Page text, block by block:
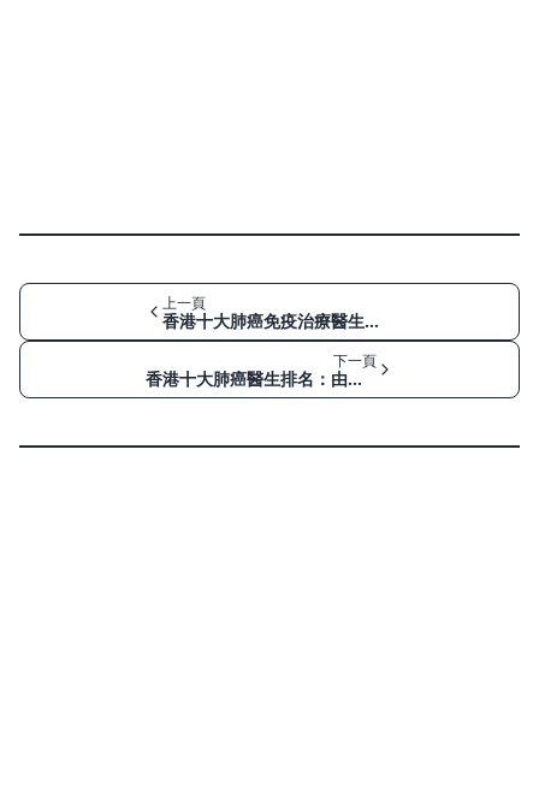
上一頁
香港十大肺癌免疫治療醫生排名：PD-L1表現與第一線用藥策略
下一頁
香港十大肺癌醫生排名：由持續咳嗽、咳血到肺腺癌/小細胞肺癌治療選擇